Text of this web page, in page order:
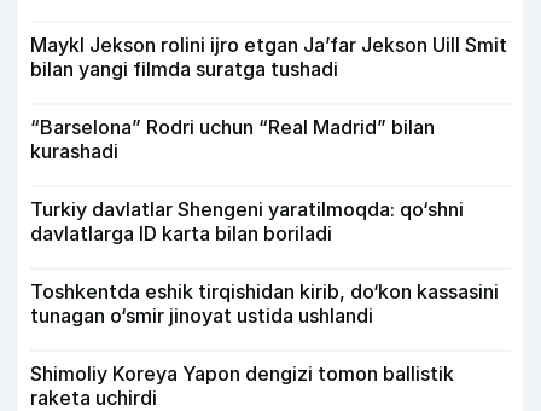
Maykl Jekson rolini ijro etgan Ja’far Jekson Uill Smit
bilan yangi filmda suratga tushadi
“Barselona” Rodri uchun “Real Madrid” bilan
kurashadi
Turkiy davlatlar Shengeni yaratilmoqda: qo‘shni
davlatlarga ID karta bilan boriladi
Toshkentda eshik tirqishidan kirib, do‘kon kassasini
tunagan o‘smir jinoyat ustida ushlandi
Shimoliy Koreya Yapon dengizi tomon ballistik
raketa uchirdi